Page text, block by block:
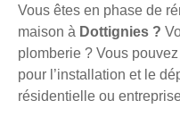
Vous êtes en phase de
maison à Dottignies ?
plomberie ? Vous
pour l’installation et le
résidentielle ou